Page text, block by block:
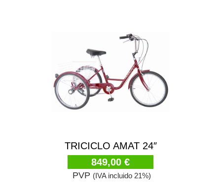
TRICICLO AMAT 24″
849,00 €
PVP (IVA incluido 21%)